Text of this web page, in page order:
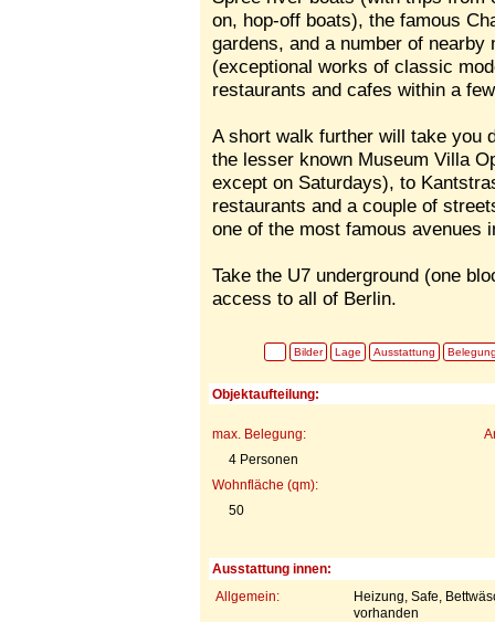
on, hop-off boats), the famous
gardens, and a number of
(exceptional works of classic
restaurants and cafes within a
A short walk further will take you
the lesser known Museum Villa
except on Saturdays), to
restaurants and a couple of
one of the most famous avenues
Take the U7 underground (one
access to all of Berlin.
Bilder Lage Ausstattung
Objektaufteilung:
max. Belegung:
4 Personen
Wohnfläche (qm):
50
Ausstattung innen:
Allgemein:
Heizung, Safe,
vorhanden